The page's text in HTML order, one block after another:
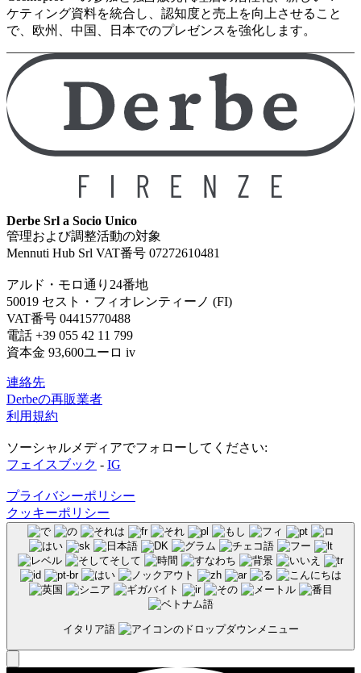
ケティング資料を統合し、認知度と売上を向上させること
で、欧州、中国、日本でのプレゼンスを強化します。
Derbe Srl a Socio Unico
管理および調整活動の対象
Mennuti Hub Srl VAT番号 07272610481
アルド・モロ通り24番地
50019 セスト・フィオレンティーノ (FI)
VAT番号 04415770488
電話 +39 055 42 11 799
資本金 93,600ユーロ iv
連絡先
Derbeの再販業者
利用規約
ソーシャルメディアでフォローしてください:
フェイスブック - IG
プライバシーポリシー
クッキーポリシー
イタリア語